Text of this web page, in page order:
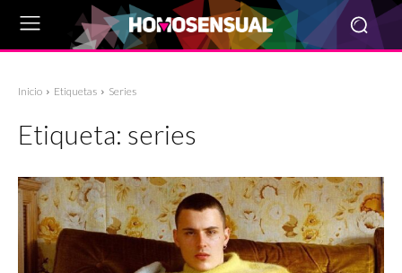
Inicio Etiquetas Series
Etiqueta: series